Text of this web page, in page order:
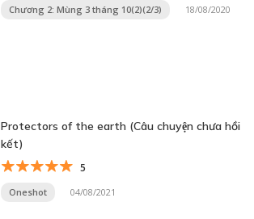
Chương 2: Mùng 3 tháng 10(2)(2/3) 18/08/2020
Protectors of the earth (Câu chuyện chưa hồi
kết)
5
Oneshot 04/08/2021